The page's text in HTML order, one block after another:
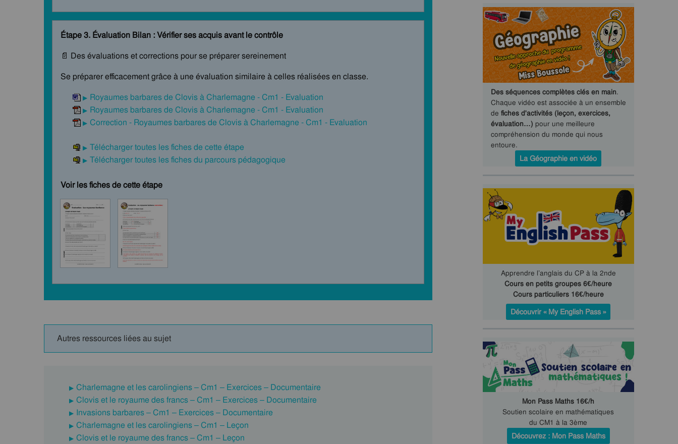
Étape 3. Évaluation Bilan : Vérifier ses acquis avant le contrôle
📄 Des évaluations et corrections pour se préparer sereinement
Se préparer efficacement grâce à une évaluation similaire à celles réalisées en classe.
Royaumes barbares de Clovis à Charlemagne - Cm1 - Evaluation
Royaumes barbares de Clovis à Charlemagne - Cm1 - Evaluation
Correction - Royaumes barbares de Clovis à Charlemagne - Cm1 - Evaluation
Télécharger toutes les fiches de cette étape
Télécharger toutes les fiches du parcours pédagogique
Voir les fiches de cette étape
Autres ressources liées au sujet
Charlemagne et les carolingiens – Cm1 – Exercices – Documentaire
Clovis et le royaume des francs – Cm1 – Exercices – Documentaire
Invasions barbares – Cm1 – Exercices – Documentaire
Charlemagne et les carolingiens – Cm1 – Leçon
Clovis et le royaume des francs – Cm1 – Leçon
Des séquences complètes clés en main.
Chaque vidéo est associée à un ensemble
de fiches d'activités (leçon, exercices,
évaluation…) pour une meilleure
compréhension du monde qui nous
entoure.
La Géographie en vidéo
Apprendre l’anglais du CP à la 2nde
Cours en petits groupes 6€/heure
Cours particuliers 16€/heure
Découvrir « My English Pass »
Mon Pass Maths 16€/h
Soutien scolaire en mathématiques
du CM1 à la 3ème
Découvrez : Mon Pass Maths